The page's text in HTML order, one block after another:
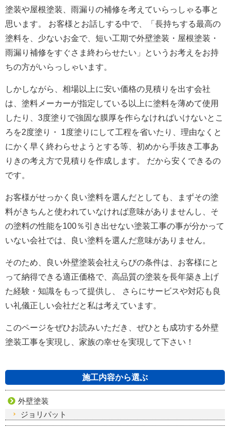
塗装や屋根塗装、雨漏りの補修を考えていらっしゃる事と
思います。 お客様とお話しする中で、「長持ちする最高の
塗料を、少ないお金で、短い工期で外壁塗装・屋根塗装・
雨漏り補修をすぐさま終わらせたい」というお考えをお持
ちの方がいらっしゃいます。
しかしながら、相場以上に安い価格の見積りを出す会社
は、塗料メーカーが指定している以上に塗料を薄めて使用
したり、3度塗りで強固な膜厚を作らなければいけないとこ
ろを2度塗り・ 1度塗りにして工程を省いたり、理由なくと
にかく早く終わらせようとする等、初めから手抜き工事あ
りきの考え方で見積りを作成します。 だから安くできるの
です。
お客様がせっかく良い塗料を選んだとしても、まずその塗
料がきちんと使われていなければ意味がありませんし、そ
の塗料の性能を100％引き出せない塗装工事の事が分かって
いない会社では、良い塗料を選んだ意味がありません。
そのため、良い外壁塗装会社えらびの条件は、お客様にと
って納得できる適正価格で、高品質の塗装を長年築き上げ
た経験・知識をもって提供し、 さらにサービスや対応も良
い礼儀正しい会社だと私は考えています。
このページをぜひお読みいただき、ぜひとも成功する外壁
塗装工事を実現し、家族の幸せを実現して下さい！
施工内容から選ぶ
外壁塗装
ジョリパット